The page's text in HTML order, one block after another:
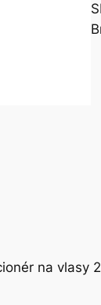
na vlasy